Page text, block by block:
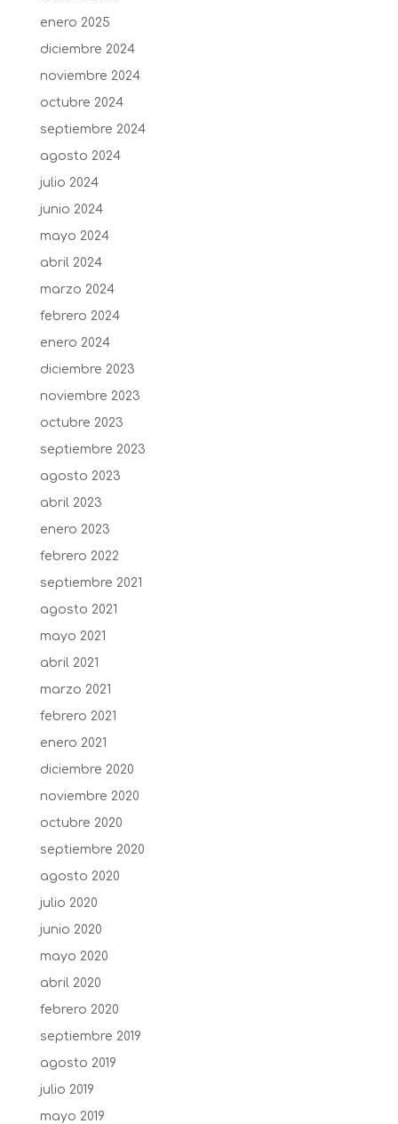
enero 2025
diciembre 2024
noviembre 2024
octubre 2024
septiembre 2024
agosto 2024
julio 2024
junio 2024
mayo 2024
abril 2024
marzo 2024
febrero 2024
enero 2024
diciembre 2023
noviembre 2023
octubre 2023
septiembre 2023
agosto 2023
abril 2023
enero 2023
febrero 2022
septiembre 2021
agosto 2021
mayo 2021
abril 2021
marzo 2021
febrero 2021
enero 2021
diciembre 2020
noviembre 2020
octubre 2020
septiembre 2020
agosto 2020
julio 2020
junio 2020
mayo 2020
abril 2020
febrero 2020
septiembre 2019
agosto 2019
julio 2019
mayo 2019